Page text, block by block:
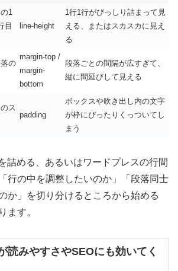
1
目
line-height
1行1行がびっしり詰まって見
える、またはスカスカに見え
る
の
margin-top /
margin-
bottom
段落ごとの間隔が広すぎて、
縦に間延びして見える
ス
padding
ボックスや吹き出し内の文字
が枠にぴったりくっついてし
まう
詰める、あるいはワードプレスの行間
行の中を調整したいのか」「段落同士
か」を切り分けるところから始める
ます。
読みやすさやSEOにも効いてく